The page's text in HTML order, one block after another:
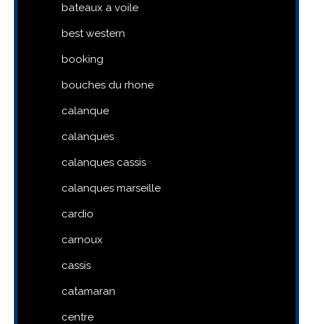
bateaux a voile
best western
booking
bouches du rhone
calanque
calanques
calanques cassis
calanques marseille
cardio
carnoux
cassis
catamaran
centre